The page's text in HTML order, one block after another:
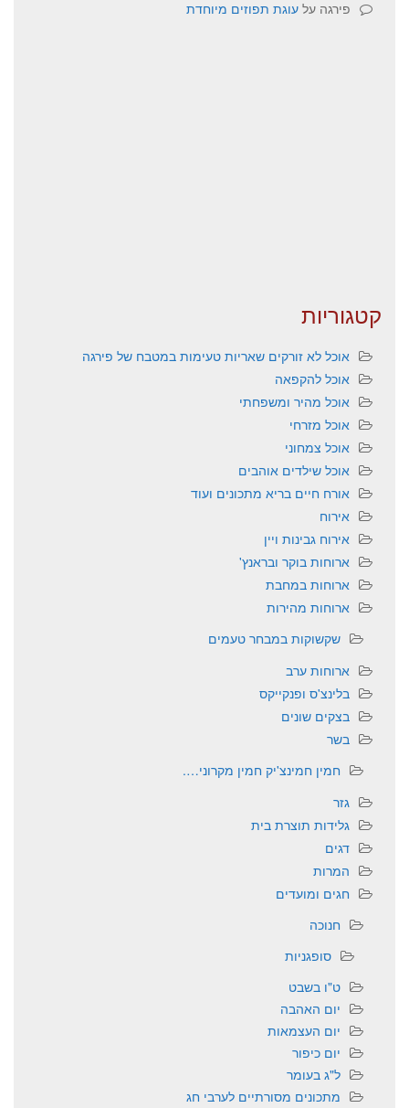
פירגה על עוגת תפוזים מיוחדת
קטגוריות
אוכל לא זורקים שאריות טעימות במטבח של פירגה
אוכל להקפאה
אוכל מהיר ומשפחתי
אוכל מזרחי
אוכל צמחוני
אוכל שילדים אוהבים
אורח חיים בריא מתכונים ועוד
אירוח
אירוח גבינות ויין
ארוחות בוקר ובראנץ'
ארוחות במחבת
ארוחות מהירות
שקשוקות במבחר טעמים
ארוחות ערב
בלינצ'ס ופנקייקס
בצקים שונים
בשר
חמין חמינצ'יק חמין מקרוני….
גזר
גלידות תוצרת בית
דגים
המרות
חגים ומועדים
חנוכה
סופגניות
ט"ו בשבט
יום האהבה
יום העצמאות
יום כיפור
ל"ג בעומר
מתכונים מסורתיים לערבי חג